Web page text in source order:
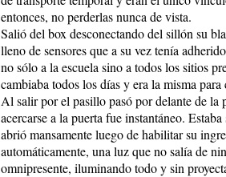
entonces, no perderlas nunca de vista.
Salió del box desconectando del sillón su
lleno de sensores que a su vez tenía
no sólo a la escuela sino a todos los sitios
cambiaba todos los días y era la misma para
Al salir por el pasillo pasó por delante de la
acercarse a la puerta fue instantáneo.
abrió mansamente luego de habilitar su
automáticamente, una luz que no salía de
omnipresente, iluminando todo y sin